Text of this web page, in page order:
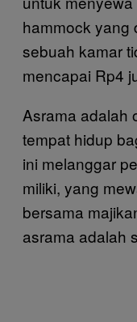
hammock yang
sebuah kamar
mencapai Rp4
Asrama adalah
tempat hidup
ini melanggar
miliki, yang
bersama
asrama adalah